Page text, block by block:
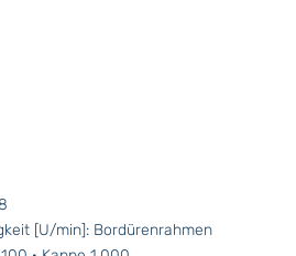
[U/min]: Bordürenrahmen